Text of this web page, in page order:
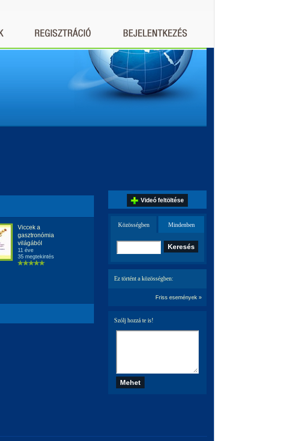
Viccek a
gasztronómia
világából
11 éve
35 megtekintés
Videó feltöltése
Közösségben Mindenben
Ez történt a közösségben:
Friss események »
Szólj hozzá te is!